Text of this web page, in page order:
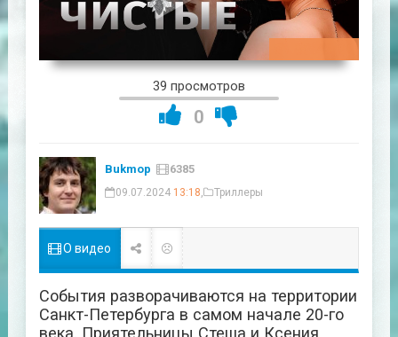
39 просмотров
0
Bukmop 6385
09.07.2024 13:18 Триллеры
О видео
События разворачиваются на территории
Санкт-Петербурга в самом начале 20-го
века. Приятельницы Стеша и Ксения